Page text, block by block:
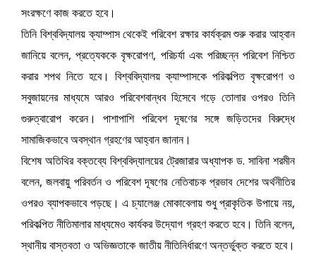
সংরক্ষণে কাজ করতে হবে।
তিনি বিশ্ববিদ্যালয় ক্যাম্পাস থেকেই পরিবেশ রক্ষার কার্যক্রম শুরু করার আহ্বান
জানিয়ে বলেন, প্রত্যেককে বৃক্ষরোপণ, পরিচর্যা এবং পরিচ্ছন্ন পরিবেশ নিশ্চিত
করার শপথ নিতে হবে। বিশ্ববিদ্যালয় ক্যাম্পাসকে পরিকল্পিত বৃক্ষরোপণ ও
সবুজায়নের মাধ্যমে আরও পরিবেশবান্ধব হিসেবে গড়ে তোলার ওপরও তিনি
গুরুত্বারোপ করেন। পাশাপাশি পরিবেশ দূষণের সঙ্গে জড়িতদের বিরুদ্ধে
সামাজিকভাবে অবস্থান গ্রহণের আহ্বান জানান।
বিশেষ অতিথির বক্তব্যে বিশ্ববিদ্যালয়ের ট্রেজারার অধ্যাপক ড. সাবিনা শরমীন
বলেন, জলবায়ু পরিবর্তন ও পরিবেশ দূষণের নেতিবাচক প্রভাব দেশের অর্থনীতির
ওপরও ব্যাপকভাবে পড়ছে। এ চ্যালেঞ্জ মোকাবেলায় শুধু প্রাকৃতিক উপায়ে নয়,
পরিকল্পিত নীতিমালার মাধ্যমেও কার্যকর উদ্যোগ গ্রহণ করতে হবে। তিনি বলেন,
স্থানীয় বাস্তবতা ও অভিজ্ঞতাকে জাতীয় নীতিনির্ধারণে অন্তর্ভুক্ত করতে হবে।